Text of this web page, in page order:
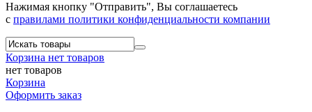
Нажимая кнопку "Отправить", Вы соглашаетесь
с правилами политики конфиденциальности компании
Корзина нет товаров
нет товаров
Корзина
Оформить заказ